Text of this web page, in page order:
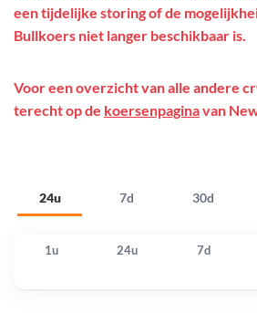
24u 7d 30d
een tijdelijke storing of de
Bullkoers niet langer beschikbaar is.
Voor een overzicht van alle andere
terecht op de koersenpaginavan
1u 24u 7d